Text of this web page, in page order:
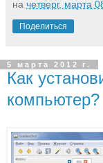
на четверг, марта
Поделиться
5 марта 2012 г.
Как